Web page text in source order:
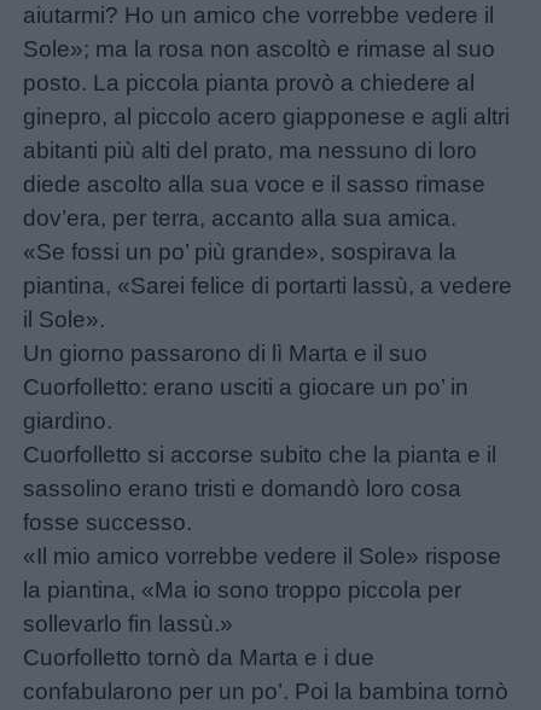
aiutarmi? Ho un amico che vorrebbe vedere il
Sole»; ma la rosa non ascoltò e rimase al suo
posto. La piccola pianta provò a chiedere al
ginepro, al piccolo acero giapponese e agli altri
abitanti più alti del prato, ma nessuno di loro
diede ascolto alla sua voce e il sasso rimase
dov’era, per terra, accanto alla sua amica.
«Se fossi un po’ più grande», sospirava la
piantina, «Sarei felice di portarti lassù, a vedere
il Sole».
Un giorno passarono di lì Marta e il suo
Cuorfolletto: erano usciti a giocare un po’ in
giardino.
Cuorfolletto si accorse subito che la pianta e il
sassolino erano tristi e domandò loro cosa
fosse successo.
«Il mio amico vorrebbe vedere il Sole» rispose
la piantina, «Ma io sono troppo piccola per
sollevarlo fin lassù.»
Cuorfolletto tornò da Marta e i due
confabularono per un po’. Poi la bambina tornò